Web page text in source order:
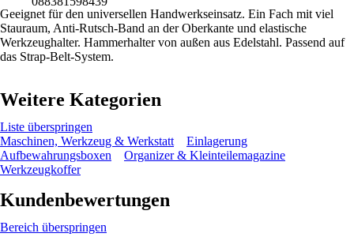
Geeignet für den universellen Handwerkseinsatz. Ein Fach mit viel
Stauraum, Anti-Rutsch-Band an der Oberkante und elastische
Werkzeughalter. Hammerhalter von außen aus Edelstahl. Passend auf
das Strap-Belt-System.
Weitere Kategorien
Liste überspringen
Maschinen, Werkzeug & Werkstatt
Einlagerung
Aufbewahrungsboxen
Organizer & Kleinteilemagazine
Werkzeugkoffer
Kundenbewertungen
Bereich überspringen